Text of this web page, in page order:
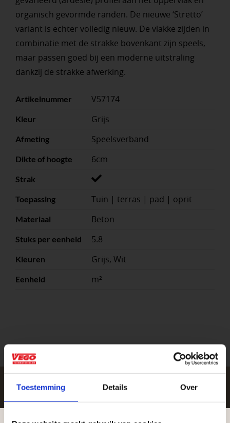
Toestemming Details Over
organisch gevormde randen. De nieuwe ‘Stretto’
variant is echter volledig nieuw. De vlakke zijden in
combinatie met de strakke bovenkant zijn speels,
maar passen goed bij een moderne uitstraling
dankzij de strakke afwerking.
Artikelnummer V57174
Kleur Grijs
Afmeting Speelsverband
Dikte of hoogte 6cm
Strak
Toepassing Tuin | terras | pad | oprit
Materiaal Beton
Stuks per eenheid 5.8
Kleuren Grijs, Wit
Eenheid m²